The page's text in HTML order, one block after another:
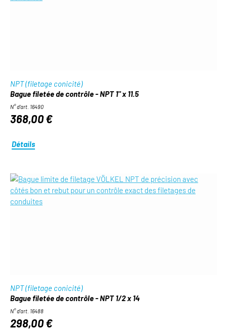
NPT (filetage conicité)
Bague filetée de contrôle - NPT 1" x 11.5
N° d'art. 16490
368,00 €
Détails
NPT (filetage conicité)
Bague filetée de contrôle - NPT 1/2 x 14
N° d'art. 16488
298,00 €